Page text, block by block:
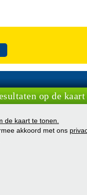
op de kaart
de kaart te tonen.
akkoord met ons